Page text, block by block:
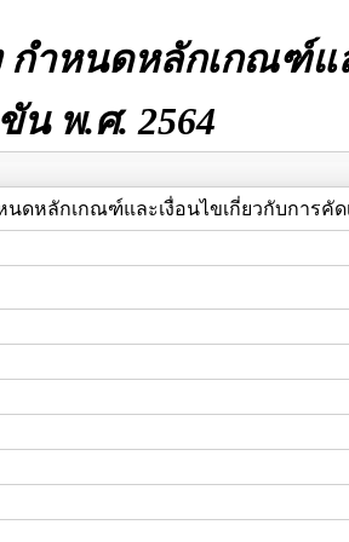
กำหนดหลักเกณฑ์แ
พ.ศ. 2564
นดหลักเกณฑ์และเงื่อนไขเกี่ยวกับการ